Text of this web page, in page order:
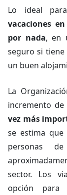
Lo ideal
vacaciones
por nada, en
seguro si
un buen
La
incremento
vez más
se estima que
personas
sector. Los
opción para